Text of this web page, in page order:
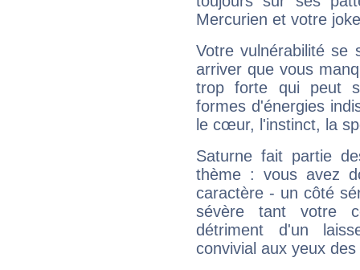
Mercurien et votre
Votre vulnérabilité se
arriver que vous
trop forte qui peut
formes d'énergies
le cœur, l'instinct, la
Saturne fait partie
thème : vous avez
caractère - un côté
sévère tant votre
détriment d'un
convivial aux yeux